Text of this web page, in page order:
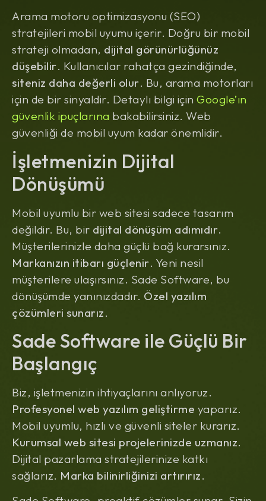
Arama motoru optimizasyonu (SEO)
stratejileri mobil uyumu içerir. Doğru bir mobil
strateji olmadan, dijital görünürlüğünüz
düşebilir. Kullanıcılar rahatça gezindiğinde,
siteniz daha değerli olur. Bu, arama motorları
için de bir sinyaldir. Detaylı bilgi için Google’ın
güvenlik ipuçlarına bakabilirsiniz. Web
güvenliği de mobil uyum kadar önemlidir.
İşletmenizin Dijital
Dönüşümü
Mobil uyumlu bir web sitesi sadece tasarım
değildir. Bu, bir dijital dönüşüm adımıdır.
Müşterilerinizle daha güçlü bağ kurarsınız.
Markanızın itibarı güçlenir. Yeni nesil
müşterilere ulaşırsınız. Sade Software, bu
dönüşümde yanınızdadır. Özel yazılım
çözümleri sunarız.
Sade Software ile Güçlü Bir
Başlangıç
Biz, işletmenizin ihtiyaçlarını anlıyoruz.
Profesyonel web yazılım geliştirme yaparız.
Mobil uyumlu, hızlı ve güvenli siteler kurarız.
Kurumsal web sitesi projelerinizde uzmanız.
Dijital pazarlama stratejilerinize katkı
sağlarız. Marka bilinirliğinizi artırırız.